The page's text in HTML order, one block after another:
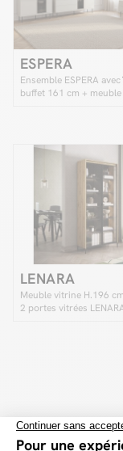
ESPERA
Ensemble ESPERA avec
buffet 161 cm + meuble
LENARA
Meuble vitrine H.196 cm
2 portes vitrées